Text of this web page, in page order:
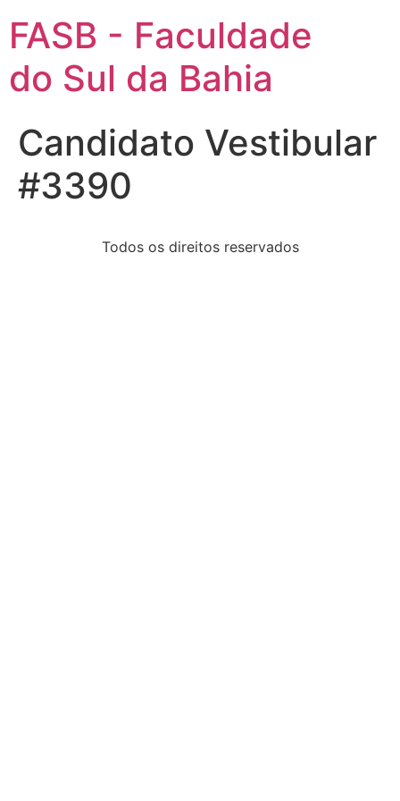
FASB - Faculdade
do Sul da Bahia
Candidato Vestibular
#3390
Todos os direitos reservados